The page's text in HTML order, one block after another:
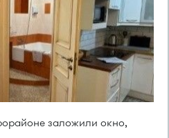
заложили окно,